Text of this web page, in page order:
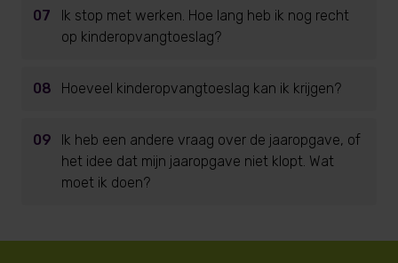
07
Ik stop met werken. Hoe lang heb ik nog recht
op kinderopvangtoeslag?
08 Hoeveel kinderopvangtoeslag kan ik krijgen?
09
Ik heb een andere vraag over de jaaropgave, of
het idee dat mijn jaaropgave niet klopt. Wat
moet ik doen?